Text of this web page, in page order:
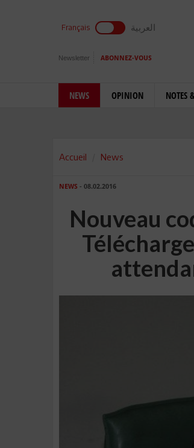
Français العربية
Newsletter ABONNEZ-VOUS
NEWS OPINION NOTES
Accueil News
NEWS - 08.02.2016
Nouveau